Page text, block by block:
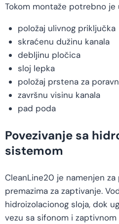
Tokom montaže potrebno je
položaj ulivnog priključka
skraćenu dužinu kanala
debljinu pločica
sloj lepka
položaj prstena za
završnu visinu kanala
pad poda
Povezivanje sa
sistemom
CleanLine20 je namenjen
premazima za zaptivanje.
hidroizolacionog sloja, dok
vezu sa sifonom i